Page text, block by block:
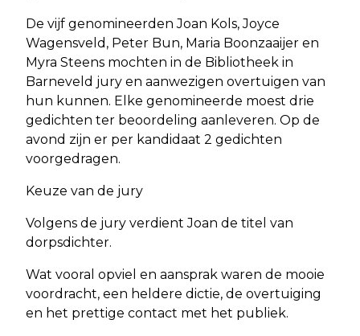
De vijf genomineerden Joan Kols, Joyce
Wagensveld, Peter Bun, Maria Boonzaaijer en
Myra Steens mochten in de Bibliotheek in
Barneveld jury en aanwezigen overtuigen van
hun kunnen. Elke genomineerde moest drie
gedichten ter beoordeling aanleveren. Op de
avond zijn er per kandidaat 2 gedichten
voorgedragen.
Keuze van de jury
Volgens de jury verdient Joan de titel van
dorpsdichter.
Wat vooral opviel en aansprak waren de mooie
voordracht, een heldere dictie, de overtuiging
en het prettige contact met het publiek.